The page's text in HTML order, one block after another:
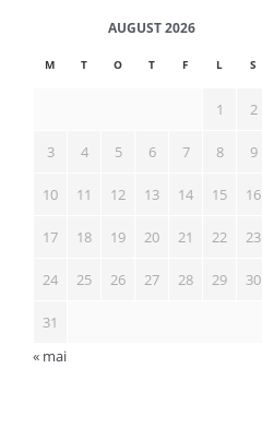
AUGUST 2026
M T O T F L S
1 2
3 4 5 6 7 8 9
10 11 12 13 14 15 16
17 18 19 20 21 22 23
24 25 26 27 28 29 30
31
« mai